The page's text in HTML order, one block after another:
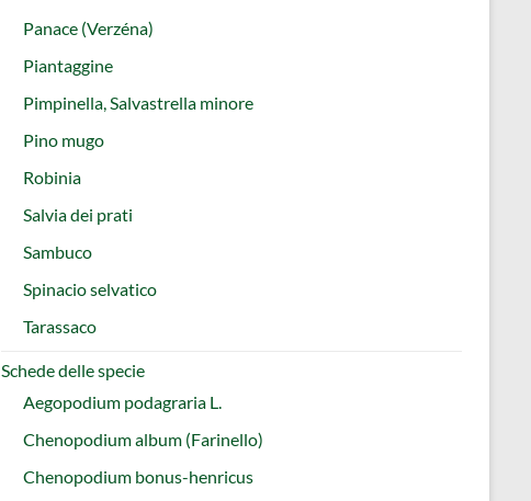
Panace (Verzéna)
Piantaggine
Pimpinella, Salvastrella minore
Pino mugo
Robinia
Salvia dei prati
Sambuco
Spinacio selvatico
Tarassaco
Schede delle specie
Aegopodium podagraria L.
Chenopodium album (Farinello)
Chenopodium bonus-henricus